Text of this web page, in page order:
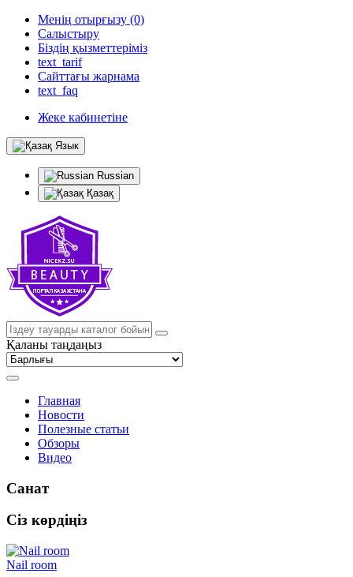
Менің отырғызу (0)
Салыстыру
Біздің қызметтеріміз
text_tarif
Сайттағы жарнама
text_faq
Жеке кабинетіне
Язык
Russian
Қазақ
Қаланы таңдаңыз
Главная
Новости
Полезные статьи
Обзоры
Видео
Санат
Сіз көрдіңіз
Nail room